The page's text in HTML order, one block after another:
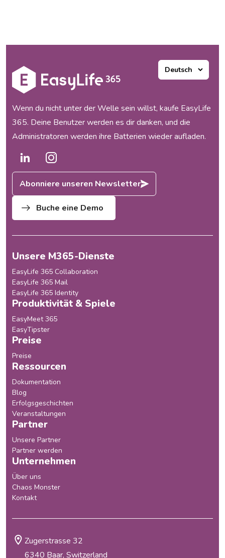
Wenn du nicht unter der Welle sein willst, kaufe EasyLife
365. Deine Benutzer werden es dir danken, und die
Administratoren werden ihre Batterien wieder aufladen.
Abonniere unseren Newsletter
Buche eine Demo
Unsere M365-Dienste
EasyLife 365 Collaboration
EasyLife 365 Mail
EasyLife 365 Identity
Produktivität & Spiele
EasyMeet 365
EasyTipster
Preise
Preise
Ressourcen
Dokumentation
Blog
Erfolgsgeschichten
Veranstaltungen
Partner
Unsere Partner
Partner werden
Unternehmen
Über uns
Chaos Monster
Kontakt
Zugerstrasse 32
6340 Baar, Switzerland